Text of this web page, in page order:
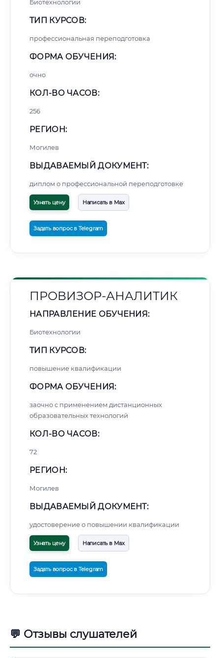
Биотехнологии
ТИП КУРСОВ:
профессиональная переподготовка
ФОРМА ОБУЧЕНИЯ:
очно
КОЛ-ВО ЧАСОВ:
256
РЕГИОН:
Могилев
ВЫДАВАЕМЫЙ ДОКУМЕНТ:
диплом о профессиональной переподготовке
Узнать цену Написать в Max
Задать вопрос в Telegram
ПРОВИЗОР-АНАЛИТИК
НАПРАВЛЕНИЕ ОБУЧЕНИЯ:
Биотехнологии
ТИП КУРСОВ:
повышение квалификации
ФОРМА ОБУЧЕНИЯ:
заочно с применением дистанционных
образовательных технологий
КОЛ-ВО ЧАСОВ:
72
РЕГИОН:
Могилев
ВЫДАВАЕМЫЙ ДОКУМЕНТ:
удостоверение о повышении квалификации
Узнать цену Написать в Max
Задать вопрос в Telegram
💬 Отзывы слушателей